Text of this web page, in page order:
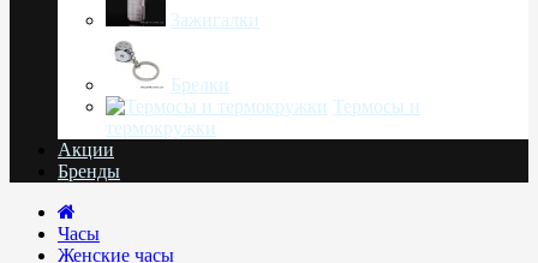
Зажигалки
Брелки
Термосы и
термокружки
Акции
Бренды
Часы
Женские часы